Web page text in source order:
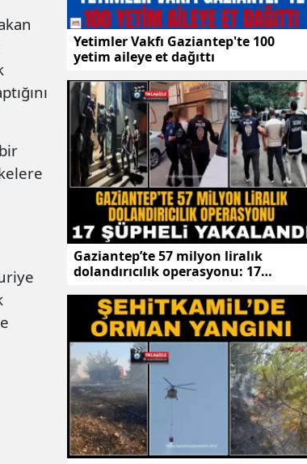
Yetimler Vakfı Gaziantep'te 100
yetim aileye et dağıttı
Gaziantep’te 57 milyon liralık
dolandırıcılık operasyonu: 17